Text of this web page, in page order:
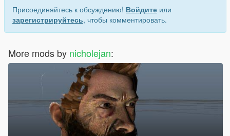
Присоединяйтесь к обсуждению! Войдите или
зарегистрируйтесь, чтобы комментировать.
More mods by nicholejan: